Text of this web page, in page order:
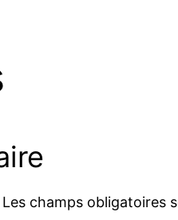
Les champs obligatoires